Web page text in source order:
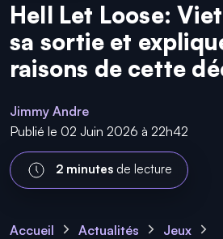
Hell Let Loose:
sa sortie et
raisons de cette
Jimmy Andre
Publié le 02 Juin 2026 à 22h42
2 minutesde lecture
Accueil Actualités
Jeux